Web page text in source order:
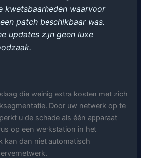
kwetsbaarheden waarvoor
patch beschikbaar was.
updates zijn geen luxe
die weinig extra kosten met zich
Door uw netwerk op te
u de schade als één apparaat
op een werkstation in het
kan dan niet automatisch